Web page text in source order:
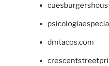
dmtacos.com